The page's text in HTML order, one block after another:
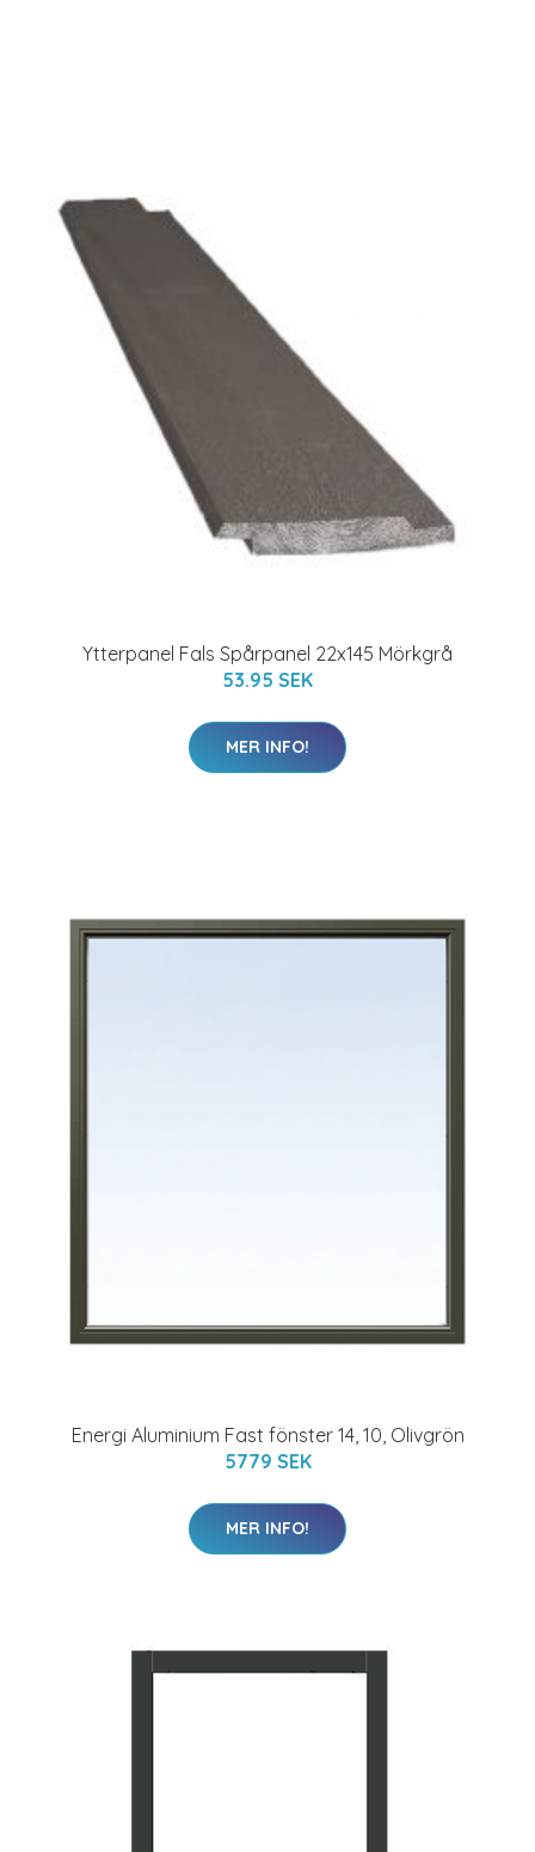
Ytterpanel Fals Spårpanel 22x145 Mörkgrå
53.95 SEK
MER INFO!
Energi Aluminium Fast fönster 14, 10, Olivgrön
5779 SEK
MER INFO!